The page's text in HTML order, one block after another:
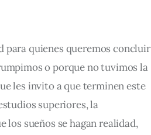
para quienes queremos concluir
o porque no tuvimos la
les invito a que terminen este
superiores, la
los sueños se hagan realidad,